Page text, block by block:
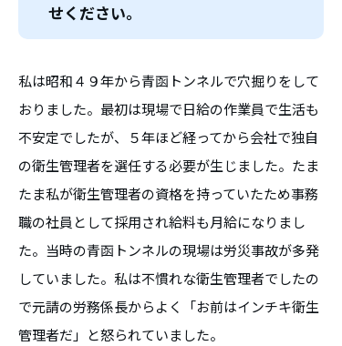
せください。
私は昭和４９年から青函トンネルで穴掘りをして
おりました。最初は現場で日給の作業員で生活も
不安定でしたが、５年ほど経ってから会社で独自
の衛生管理者を選任する必要が生じました。たま
たま私が衛生管理者の資格を持っていたため事務
職の社員として採用され給料も月給になりまし
た。当時の青函トンネルの現場は労災事故が多発
していました。私は不慣れな衛生管理者でしたの
で元請の労務係長からよく「お前はインチキ衛生
管理者だ」と怒られていました。